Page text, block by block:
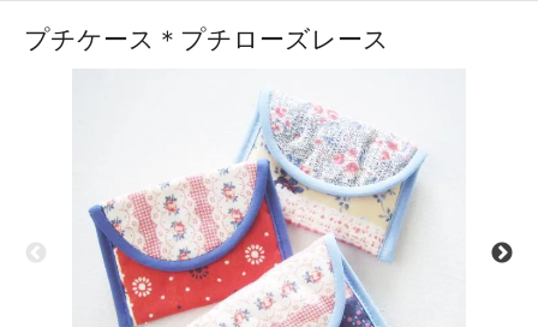
プチケース＊プチローズレース